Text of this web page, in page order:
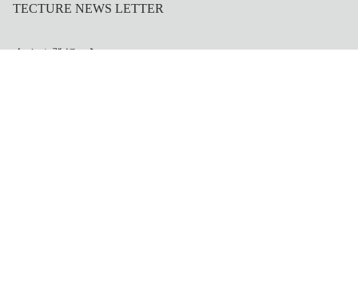
TECTURE NEWS LETTER
今すぐ登録！▶